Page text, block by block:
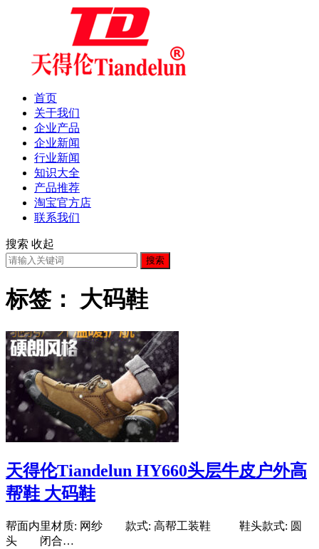
首页
关于我们
企业产品
企业新闻
行业新闻
知识大全
产品推荐
淘宝官方店
联系我们
搜索 收起
搜索
标签： 大码鞋
天得伦Tiandelun HY660头层牛皮户外高
帮鞋 大码鞋
帮面内里材质: 网纱 款式: 高帮工装鞋 鞋头款式: 圆
头 闭合…